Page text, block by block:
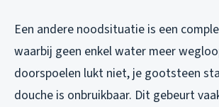
Een andere noodsituatie is een
waarbij geen enkel water meer
doorspoelen lukt niet, je gootsteen
douche is onbruikbaar. Dit gebeurt